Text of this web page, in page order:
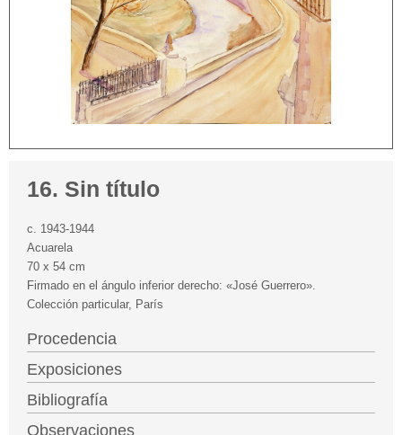
16. Sin título
c. 1943-1944
Acuarela
70 x 54 cm
Firmado en el ángulo inferior derecho: «José Guerrero».
Colección particular, París
Procedencia
Exposiciones
Bibliografía
Observaciones